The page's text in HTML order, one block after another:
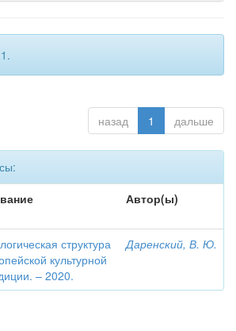
назад 1 дальше
Автор(ы)
структура
культурной
– 2020.
Даренский, В. Ю.